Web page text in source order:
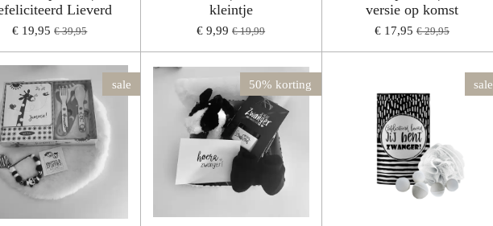
Lieverd
€ 19,95 € 39,95
kleintje
€ 9,99 € 19,99
versie op komst
€ 17,95 € 29,95
sale 50% korting sale